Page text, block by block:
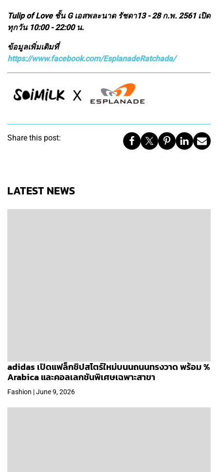
Tulip of Love ชั้น G เอสพละนาด รัชดา13 - 28 ก.พ. 2561 เปิด
ทุกวัน 10:00 - 22:00 น.
ข้อมูลเพิ่มเติมที่
https://www.facebook.com/EsplanadeRatchada/
Share this post:
LATEST NEWS
adidas เปิดแฟล็กชิปสโตร์ใหม่บนนถนนทรงวาด พร้อม %
Arabica และคอลเลกชันพิเศษเฉพาะสาขา
Fashion | June 9, 2026